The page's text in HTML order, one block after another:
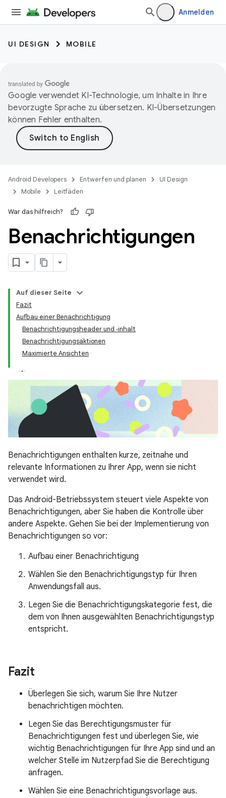
Anmelden
UI DESIGN MOBILE
Google verwendet KI-Technologie, um Inhalte in Ihre
bevorzugte Sprache zu übersetzen. KI-Übersetzungen
können Fehler enthalten.
Android Developers Entwerfen und planen
UI Design
Mobile
Leitfäden
War das hilfreich?
Benachrichtigungen
Auf dieser Seite
Fazit
Aufbau einer Benachrichtigung
Benachrichtigungsheader und ‑inhalt
Benachrichtigungsaktionen
Maximierte Ansichten
Benachrichtigungen enthalten kurze, zeitnahe und
relevante Informationen zu Ihrer App, wenn sie nicht
verwendet wird.
Das Android-Betriebssystem steuert viele Aspekte von
Benachrichtigungen, aber Sie haben die Kontrolle über
andere Aspekte. Gehen Sie bei der Implementierung von
Benachrichtigungen so vor:
Aufbau einer Benachrichtigung
Wählen Sie den Benachrichtigungstyp für Ihren
Anwendungsfall aus.
Legen Sie die Benachrichtigungskategorie fest, die
dem von Ihnen ausgewählten Benachrichtigungstyp
entspricht.
Fazit
Überlegen Sie sich, warum Sie Ihre Nutzer
benachrichtigen möchten.
Legen Sie das Berechtigungsmuster für
Benachrichtigungen fest und überlegen Sie, wie
wichtig Benachrichtigungen für Ihre App sind und an
welcher Stelle im Nutzerpfad Sie die Berechtigung
anfragen.
Wählen Sie eine Benachrichtigungsvorlage aus.